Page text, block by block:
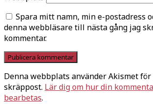
Spara mitt namn, min e-postadress
denna webbläsare till nästa gång jag
kommentar.
Denna webbplats använder Akismet
skräppost. Lär dig om hur din
bearbetas.